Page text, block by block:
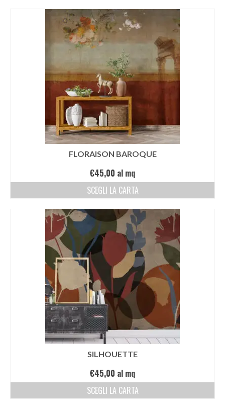
EDIZIONI SPECIALI
Artisti
Alessandro Bulgini
Andrea Bertotti
Chen Li
Enrico T. De Paris
Marcella Pralormo
Nicolas Galtier
Serginho
Victor Kastelic
Illustratori
Anna Benotto
Elisa Talentino
Francesca Zanotto
Giada Gunetti
Susanna Galfrè
Valentina Caldarella
Fotografi
FLORAISON BAROQUE
€45,00 al mq
SCEGLI LA CARTA
SILHOUETTE
€45,00 al mq
SCEGLI LA CARTA